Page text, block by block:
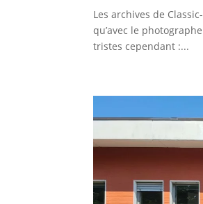
Les archives de
qu’avec le
tristes cependant :...